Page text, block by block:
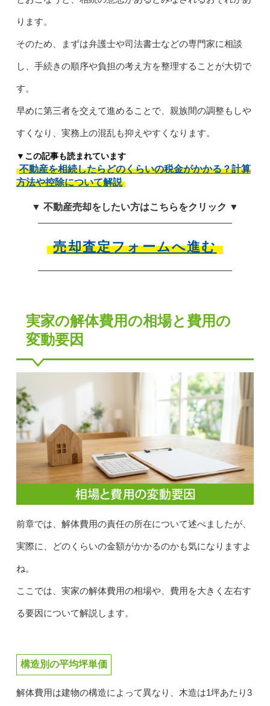
ります。
そのため、まずは弁護士や司法書士などの専門家に相談
し、手続きの順序や負担の考え方を整理することが大切で
す。
早めに第三者を交えて進めることで、親族間の調整もしや
すくなり、実務上の混乱も抑えやすくなります。
▼この記事も読まれています
不動産を相続したらどのくらいの税金がかかる？計算
方法や控除について解説
▼ 不動産売却をしたい方はこちらをクリック ▼
売却査定フォームへ進む
実家の解体費用の相場と費用の
変動要因
前章では、解体費用の責任の所在について述べましたが、
実際に、どのくらいの金額がかかるのかも気になりますよ
ね。
ここでは、実家の解体費用の相場や、費用を大きく左右す
る要因について解説します。
構造別の平均坪単価
解体費用は建物の構造によって異なり、木造は1坪あたり3